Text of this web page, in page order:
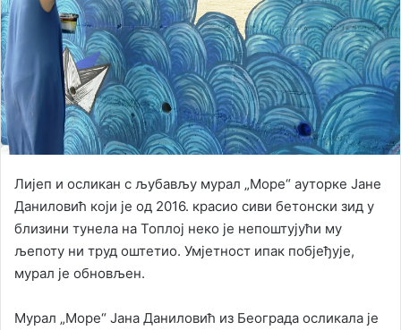
Лијеп и осликан с љубављу мурал „Море“ ауторке Јане
Даниловић који је од 2016. красио сиви бетонски зид у
близини тунела на Топлој неко је непоштујући му
љепоту ни труд оштетио. Умјетност ипак побјеђује,
мурал је обновљен.
Мурал „Море“ Јана Даниловић из Београда осликала је